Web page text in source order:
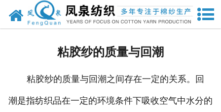
网站首页
粘胶纱的质量与回潮
粘胶纱的质量与回潮之间存在一定的关系。回
潮是指纺织品在一定的环境条件下吸收空气中水分的